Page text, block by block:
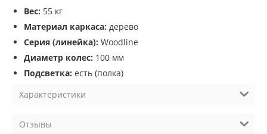
Вес: 55 кг
Материал каркаса: дерево
Серия (линейка): Woodline
Диаметр колес: 100 мм
Подсветка: есть (полка)
Характеристики
Отзывы